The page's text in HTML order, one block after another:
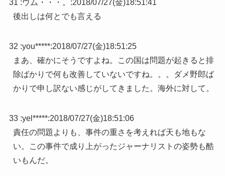
31 :ウム・・・。 :2018/07/27(金)18:51:41
後出しは何とでも言える
32 :you*****:2018/07/27(金)18:51:25
まあ、確かにそうですよね。この国は問題が起きると排
除ばかりで何も改善していないですね。。。ダメ野郎ば
かりで申し訳ない感じがしてきました。海外に対して。
33 :yel*****:2018/07/27(金)18:51:06
責任の問題よりも、事件の重さを考えれば天も地もな
い。この事件で成り上がったジャーナリストの姿勢も酷
いもんだ。